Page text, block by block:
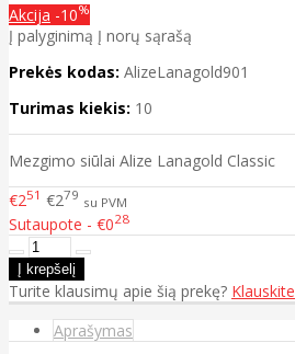
Akcija -10%
Į palyginimą Į norų sąrašą
Prekės kodas: AlizeLanagold901
Turimas kiekis: 10
Mezgimo siūlai Alize Lanagold Classic
€251 €279 su PVM
Sutaupote - €028
Turite klausimų apie šią prekę? Klauskite
Aprašymas